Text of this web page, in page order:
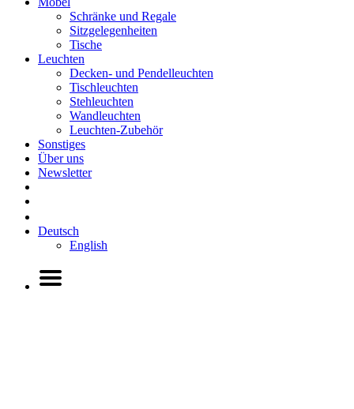
Schränke und Regale
Sitzgelegenheiten
Tische
Leuchten
Decken- und Pendelleuchten
Tischleuchten
Stehleuchten
Wandleuchten
Leuchten-Zubehör
Sonstiges
Über uns
Newsletter
Deutsch
English